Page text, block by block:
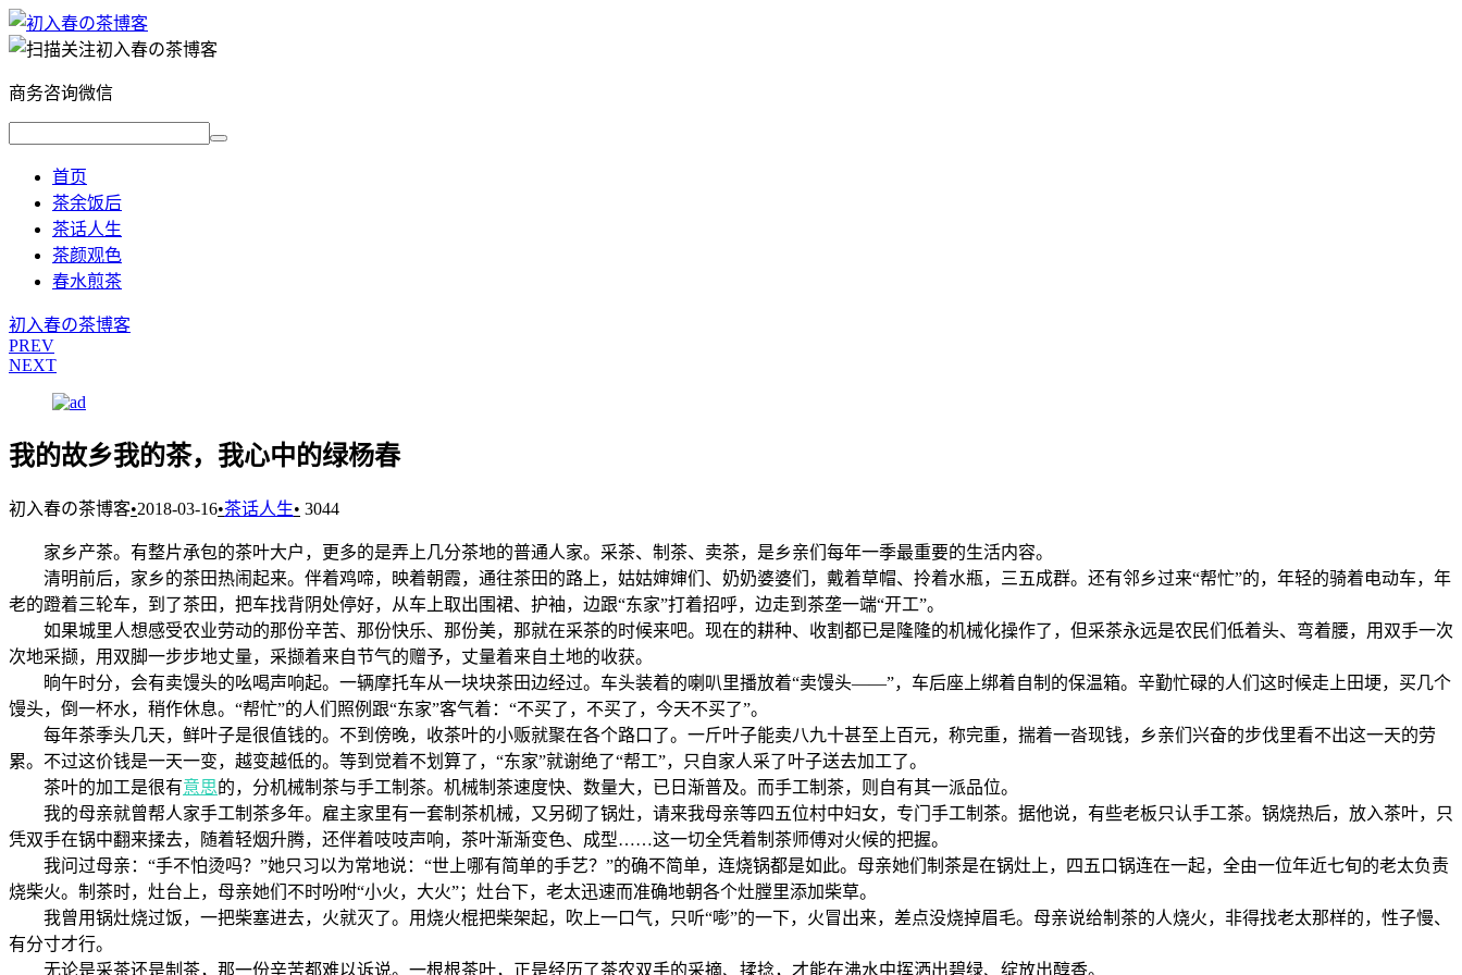
商务咨询微信
首页
茶余饭后
茶话人生
茶颜观色
春水煎茶
初入春の茶博客
PREV
NEXT
我的故乡我的茶，我心中的绿杨春
初入春の茶博客•2018-03-16•茶话人生• 3044
家乡产茶。有整片承包的茶叶大户，更多的是弄上几分茶地的普通人家。采茶、制茶、卖茶，是乡亲们每年一季最重要的生活内容。
清明前后，家乡的茶田热闹起来。伴着鸡啼，映着朝霞，通往茶田的路上，姑姑婶婶们、奶奶婆婆们，戴着草帽、拎着水瓶，三五成群。还有邻乡过来“帮忙”的，年轻的骑着电动车，年
老的蹬着三轮车，到了茶田，把车找背阴处停好，从车上取出围裙、护袖，边跟“东家”打着招呼，边走到茶垄一端“开工”。
如果城里人想感受农业劳动的那份辛苦、那份快乐、那份美，那就在采茶的时候来吧。现在的耕种、收割都已是隆隆的机械化操作了，但采茶永远是农民们低着头、弯着腰，用双手一次
次地采撷，用双脚一步步地丈量，采撷着来自节气的赠予，丈量着来自土地的收获。
晌午时分，会有卖馒头的吆喝声响起。一辆摩托车从一块块茶田边经过。车头装着的喇叭里播放着“卖馒头——”，车后座上绑着自制的保温箱。辛勤忙碌的人们这时候走上田埂，买几个
馒头，倒一杯水，稍作休息。“帮忙”的人们照例跟“东家”客气着：“不买了，不买了，今天不买了”。
每年茶季头几天，鲜叶子是很值钱的。不到傍晚，收茶叶的小贩就聚在各个路口了。一斤叶子能卖八九十甚至上百元，称完重，揣着一沓现钱，乡亲们兴奋的步伐里看不出这一天的劳
累。不过这价钱是一天一变，越变越低的。等到觉着不划算了，“东家”就谢绝了“帮工”，只自家人采了叶子送去加工了。
茶叶的加工是很有意思的，分机械制茶与手工制茶。机械制茶速度快、数量大，已日渐普及。而手工制茶，则自有其一派品位。
我的母亲就曾帮人家手工制茶多年。雇主家里有一套制茶机械，又另砌了锅灶，请来我母亲等四五位村中妇女，专门手工制茶。据他说，有些老板只认手工茶。锅烧热后，放入茶叶，只
凭双手在锅中翻来揉去，随着轻烟升腾，还伴着吱吱声响，茶叶渐渐变色、成型……这一切全凭着制茶师傅对火候的把握。
我问过母亲：“手不怕烫吗？”她只习以为常地说：“世上哪有简单的手艺？”的确不简单，连烧锅都是如此。母亲她们制茶是在锅灶上，四五口锅连在一起，全由一位年近七旬的老太负责
烧柴火。制茶时，灶台上，母亲她们不时吩咐“小火，大火”；灶台下，老太迅速而准确地朝各个灶膛里添加柴草。
我曾用锅灶烧过饭，一把柴塞进去，火就灭了。用烧火棍把柴架起，吹上一口气，只听“嘭”的一下，火冒出来，差点没烧掉眉毛。母亲说给制茶的人烧火，非得找老太那样的，性子慢、
有分寸才行。
无论是采茶还是制茶，那一份辛苦都难以诉说。一根根茶叶，正是经历了茶农双手的采摘、揉捻，才能在沸水中挥洒出碧绿、绽放出醇香。